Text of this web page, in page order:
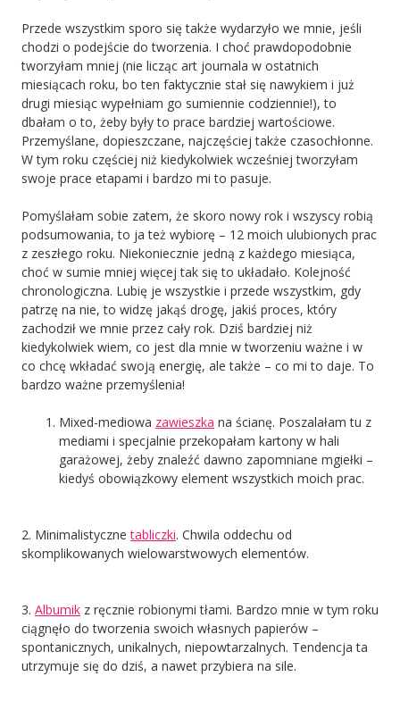
Przede wszystkim sporo się także wydarzyło we mnie, jeśli
chodzi o podejście do tworzenia. I choć prawdopodobnie
tworzyłam mniej (nie licząc art journala w ostatnich
miesiącach roku, bo ten faktycznie stał się nawykiem i już
drugi miesiąc wypełniam go sumiennie codziennie!), to
dbałam o to, żeby były to prace bardziej wartościowe.
Przemyślane, dopieszczane, najczęściej także czasochłonne.
W tym roku częściej niż kiedykolwiek wcześniej tworzyłam
swoje prace etapami i bardzo mi to pasuje.
Pomyślałam sobie zatem, że skoro nowy rok i wszyscy robią
podsumowania, to ja też wybiorę – 12 moich ulubionych prac
z zeszłego roku. Niekoniecznie jedną z każdego miesiąca,
choć w sumie mniej więcej tak się to układało. Kolejność
chronologiczna. Lubię je wszystkie i przede wszystkim, gdy
patrzę na nie, to widzę jakąś drogę, jakiś proces, który
zachodził we mnie przez cały rok. Dziś bardziej niż
kiedykolwiek wiem, co jest dla mnie w tworzeniu ważne i w
co chcę wkładać swoją energię, ale także – co mi to daje. To
bardzo ważne przemyślenia!
Mixed-mediowa zawieszka na ścianę. Poszalałam tu z
mediami i specjalnie przekopałam kartony w hali
garażowej, żeby znaleźć dawno zapomniane mgiełki –
kiedyś obowiązkowy element wszystkich moich prac.
2. Minimalistycznetabliczki. Chwila oddechu od
skomplikowanych wielowarstwowych elementów.
3. Albumik z ręcznie robionymi tłami. Bardzo mnie w tym roku
ciągnęło do tworzenia swoich własnych papierów –
spontanicznych, unikalnych, niepowtarzalnych. Tendencja ta
utrzymuje się do dziś, a nawet przybiera na sile.